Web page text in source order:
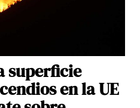
superficie
en la UE